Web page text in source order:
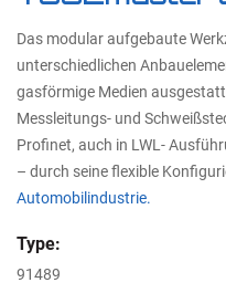
Das modular aufgebaute
unterschiedlichen
gasförmige Medien
Messleitungs- und
Profinet, auch in LWL-
– durch seine flexible
Automobilindustrie.
Type:
91489